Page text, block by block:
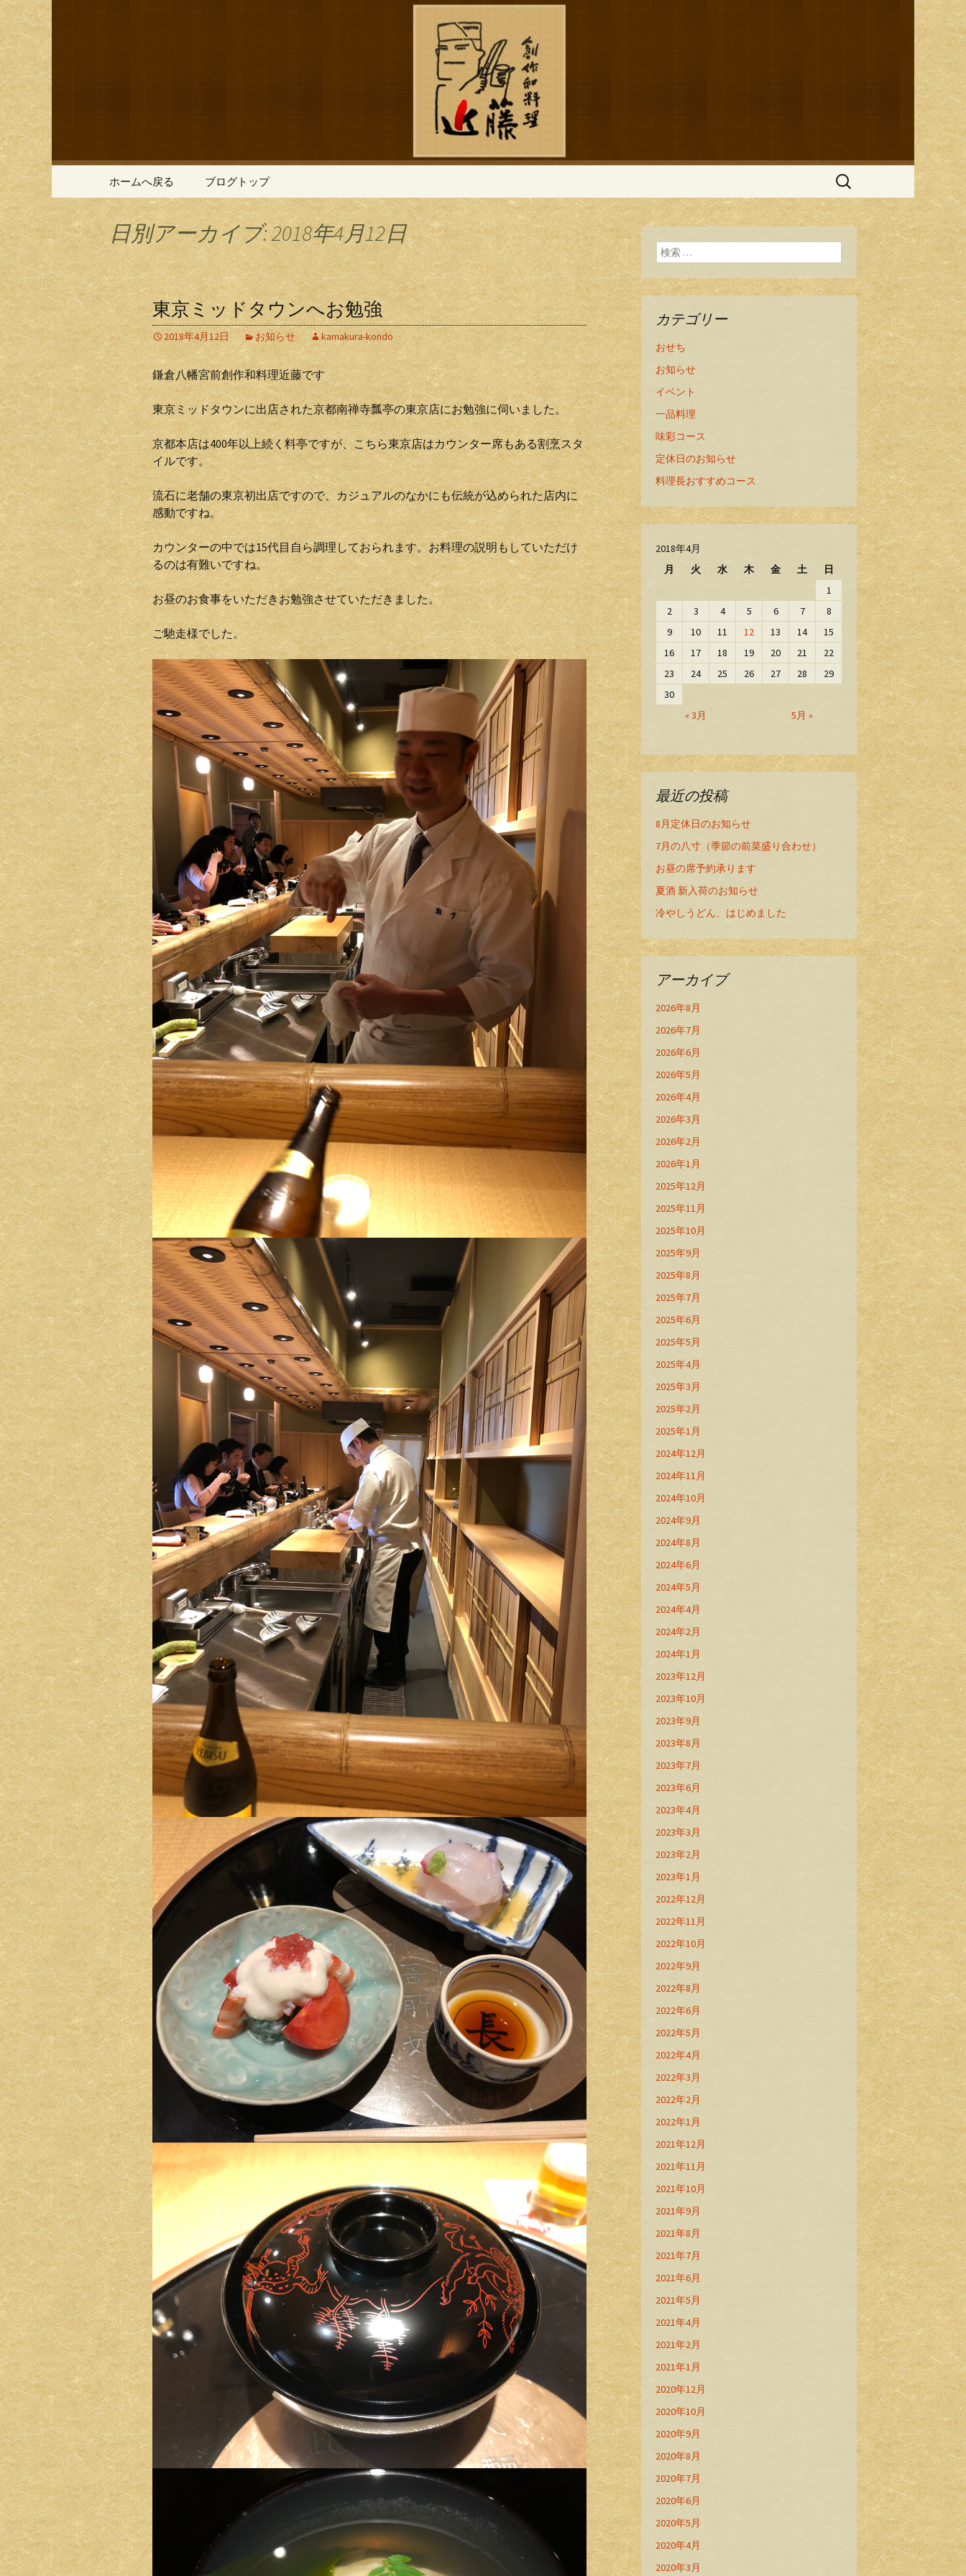
鎌倉の創作和食「近藤」のブログ
コンテンツへ移動
ホームへ戻る ブログトップ
検
日別アーカイブ: 2018年4月12日
東京ミッドタウンへお勉強
2018年4月12日 お知らせ kamakura-kondo
鎌倉八幡宮前創作和料理近藤です
東京ミッドタウンに出店された京都南禅寺瓢亭の東京店にお勉強に伺いました。
京都本店は400年以上続く料亭ですが、こちら東京店はカウンター席もある割烹スタ
イルです。
流石に老舗の東京初出店ですので、カジュアルのなかにも伝統が込められた店内に
感動ですね。
カウンターの中では15代目自ら調理しておられます。お料理の説明もしていただけ
るのは有難いですね。
お昼のお食事をいただきお勉強させていただきました。
ご馳走様でした。
検索:
カテゴリー
おせち
お知らせ
イベント
一品料理
味彩コース
定休日のお知らせ
料理長おすすめコース
2018年4月
月
火 水 木 金 土 日
« 3月 5月 »
1
2
3 4 5 6 7
8
9
10 11 12 13 14
15
16
17 18 19 20 21
22
23
24 25 26 27 28
29
30
最近の投稿
8月定休日のお知らせ
7月の八寸（季節の前菜盛り合わせ）
お昼の席予約承ります
夏酒 新入荷のお知らせ
冷やしうどん、はじめました
アーカイブ
2026年8月
2026年7月
2026年6月
2026年5月
2026年4月
2026年3月
2026年2月
2026年1月
2025年12月
2025年11月
2025年10月
2025年9月
2025年8月
2025年7月
2025年6月
2025年5月
2025年4月
2025年3月
2025年2月
2025年1月
2024年12月
2024年11月
2024年10月
2024年9月
2024年8月
2024年6月
2024年5月
2024年4月
2024年2月
2024年1月
2023年12月
2023年10月
2023年9月
2023年8月
2023年7月
2023年6月
2023年4月
2023年3月
2023年2月
2023年1月
2022年12月
2022年11月
2022年10月
2022年9月
2022年8月
2022年6月
2022年5月
2022年4月
2022年3月
2022年2月
2022年1月
2021年12月
2021年11月
2021年10月
2021年9月
2021年8月
2021年7月
2021年6月
2021年5月
2021年4月
2021年2月
2021年1月
2020年12月
2020年10月
2020年9月
2020年8月
2020年7月
2020年6月
2020年5月
2020年4月
2020年3月